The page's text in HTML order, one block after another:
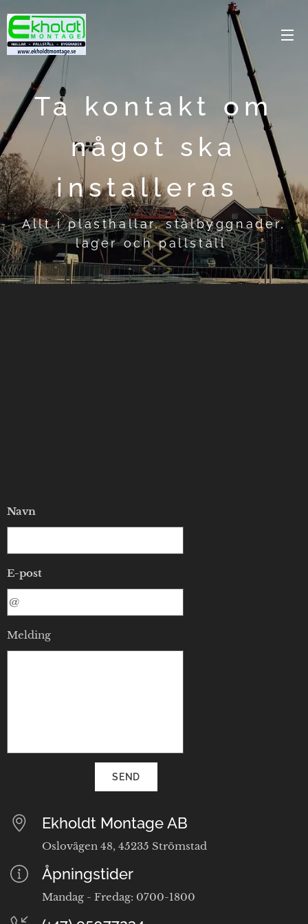
Ta kontakt om
något ska
installeras
Allt i plasthallar, stålbyggnader,
lager och pallställ
Navn
E-post
Melding
SEND
Ekholdt Montage AB
Oslovägen 48, 45235 Strömstad
Åpningstider
Mandag - Fredag: 0700-1800